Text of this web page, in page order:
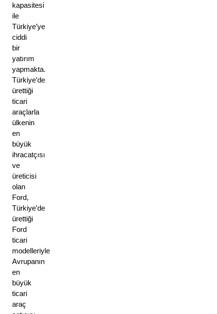
kapasitesi
ile
Türkiye’ye
ciddi
bir
yatırım
yapmakta.
Türkiye’de
ürettiği
ticari
araçlarla
ülkenin
en
büyük
ihracatçısı
ve
üreticisi
olan
Ford,
Türkiye’de
ürettiği
Ford
ticari
modelleriyle
Avrupanın
en
büyük
ticari
araç